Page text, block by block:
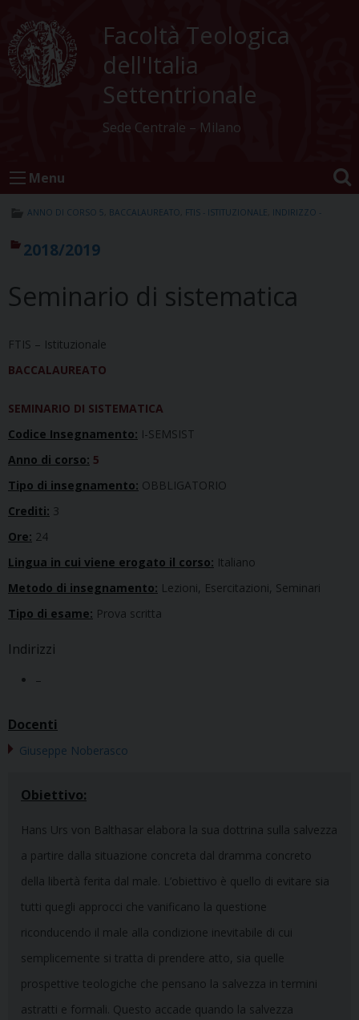
content
Facoltà Teologica
dell'Italia
Settentrionale
Sede Centrale – Milano
Menu
ANNO DI CORSO 5 BACCALAUREATO FTIS - ISTITUZIONALE INDIRIZZO -
2018/2019
Seminario di sistematica
FTIS – Istituzionale
BACCALAUREATO
SEMINARIO DI SISTEMATICA
Codice Insegnamento: I-SEMSIST
Anno di corso: 5
Tipo di insegnamento: OBBLIGATORIO
Crediti: 3
Ore: 24
Lingua in cui viene erogato il corso: Italiano
Metodo di insegnamento: Lezioni, Esercitazioni, Seminari
Tipo di esame: Prova scritta
Indirizzi
–
Docenti
Giuseppe Noberasco
Obiettivo:
Hans Urs von Balthasar elabora la sua dottrina sulla salvezza
a partire dalla situazione concreta dal dramma concreto
della libertà ferita dal male. L’obiettivo è quello di evitare sia
tutti quegli approcci che vanificano la questione
riconducendo il male alla condizione inevitabile di cui
semplicemente si tratta di prendere atto, sia quelle
prospettive teologiche che pensano la salvezza in termini
astratti e formali. Questo accade quando la salvezza